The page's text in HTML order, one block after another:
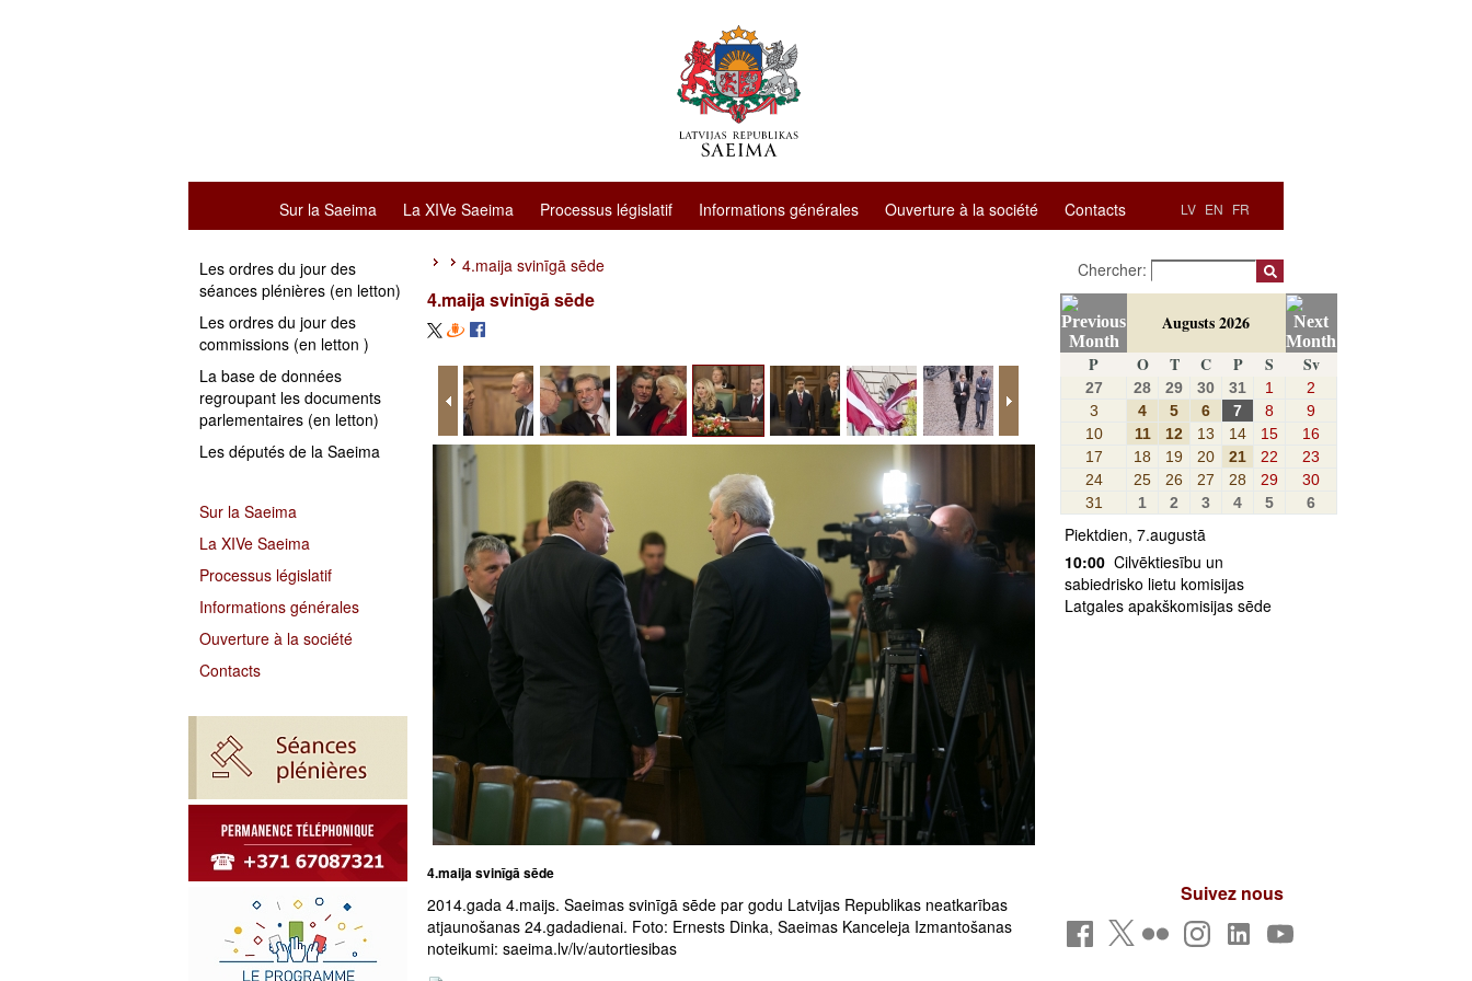
LV EN FR
Sur la Saeima La XIVe Saeima Processus législatif Informations générales Ouverture à la société Contacts
Les ordres du jour des
séances plénières (en letton)
Les ordres du jour des
commissions (en letton )
La base de données
regroupant les documents
parlementaires (en letton)
Les députés de la Saeima
Sur la Saeima
La XIVe Saeima
Processus législatif
Informations générales
Ouverture à la société
Contacts
4.maija svinīgā sēde
4.maija svinīgā sēde
4.maija svinīgā sēde
2014.gada 4.maijs. Saeimas svinīgā sēde par godu Latvijas Republikas neatkarības
atjaunošanas 24.gadadienai. Foto: Ernests Dinka, Saeimas Kanceleja Izmantošanas
noteikumi: saeima.lv/lv/autortiesibas
Chercher:
Augusts 2026
P
O T C P S Sv
27 28 29 30 31 1
2
3
4 5 6 7 8
9
10
11 12 13 14 15
16
17
18 19 20 21 22
23
24
25 26 27 28 29
30
31
1 2 3 4 5 6
Piektdien, 7.augustā
10:00 Cilvēktiesību un
sabiedrisko lietu komisijas
Latgales apakškomisijas sēde
Suivez nous